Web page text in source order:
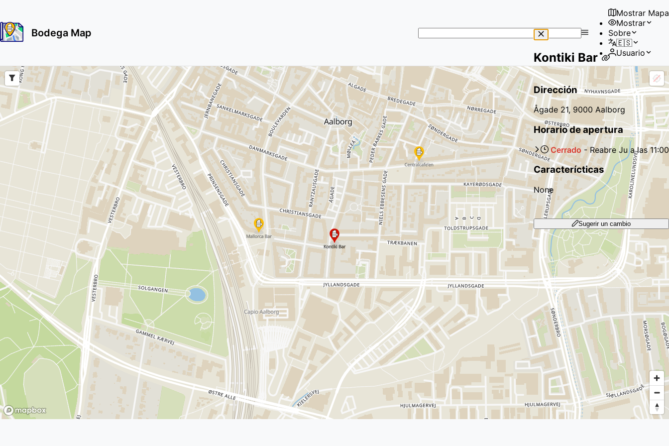
Bodega Map
No
results
found
Mostrar Mapa
Mostrar
Sobre
🇪🇸
Usuario
Kontiki Bar
Dirección
Ågade 21, 9000 Aalborg
Horario de apertura
Cerrado-Reabre Jua las11:00
Caracterícticas
None
Sugerir un cambio